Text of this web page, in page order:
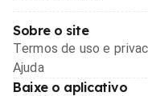
Sobre o site
Termos de uso e
Ajuda
Baixe o aplicativo